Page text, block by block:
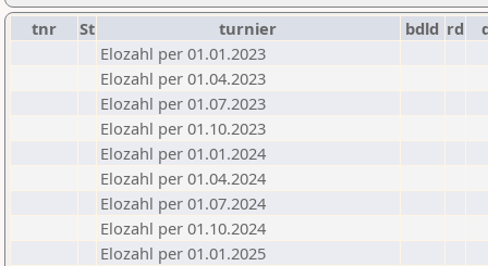
tnr St turnier bdld rd
Elozahl per 01.01.2023
Elozahl per 01.04.2023
Elozahl per 01.07.2023
Elozahl per 01.10.2023
Elozahl per 01.01.2024
Elozahl per 01.04.2024
Elozahl per 01.07.2024
Elozahl per 01.10.2024
Elozahl per 01.01.2025